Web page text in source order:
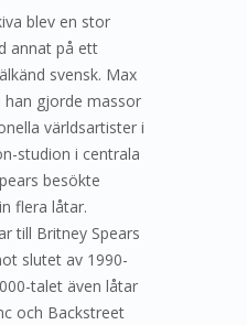
blev en stor
annat på ett
svensk. Max
gjorde massor
världsartister i
studion i centrala
besökte
flera låtar.
till Britney Spears
slutet av 1990-
talet även låtar
och Backstreet